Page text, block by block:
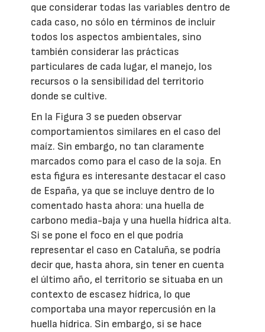
que considerar todas las variables dentro de
cada caso, no sólo en términos de incluir
todos los aspectos ambientales, sino
también considerar las prácticas
particulares de cada lugar, el manejo, los
recursos o la sensibilidad del territorio
donde se cultive.
En la Figura 3 se pueden observar
comportamientos similares en el caso del
maíz. Sin embargo, no tan claramente
marcados como para el caso de la soja. En
esta figura es interesante destacar el caso
de España, ya que se incluye dentro de lo
comentado hasta ahora: una huella de
carbono media-baja y una huella hídrica alta.
Si se pone el foco en el que podría
representar el caso en Cataluña, se podría
decir que, hasta ahora, sin tener en cuenta
el último año, el territorio se situaba en un
contexto de escasez hídrica, lo que
comportaba una mayor repercusión en la
huella hídrica. Sin embargo, si se hace